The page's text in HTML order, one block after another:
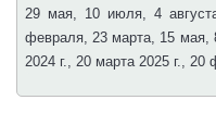
29 мая, 10 июля, 4
февраля, 23 марта, 15 мая,
2024 г., 20 марта 2025 г., 20